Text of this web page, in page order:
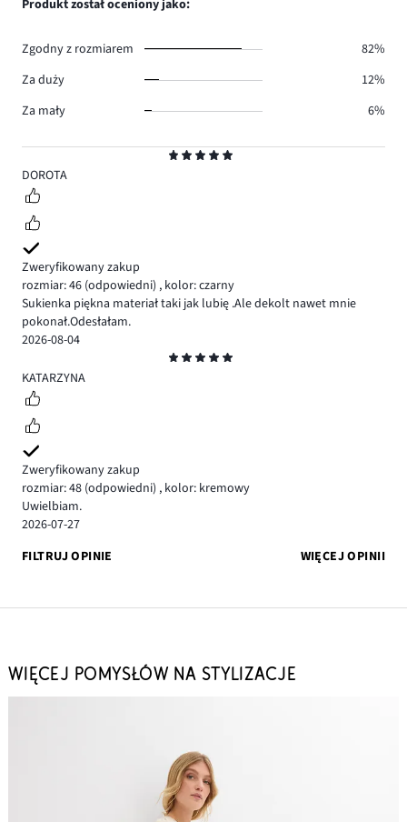
5
DOROTA
Zweryfikowany zakup
rozmiar: 46 (odpowiedni) , kolor: czarny
Sukienka piękna materiał taki jak lubię .Ale dekolt nawet mnie
pokonał.Odesłałam.
2026-08-04
5
KATARZYNA
Zweryfikowany zakup
rozmiar: 48 (odpowiedni) , kolor: kremowy
Uwielbiam.
2026-07-27
FILTRUJ OPINIE
WIĘCEJ OPINII
Produkt został oceniony jako:
Zgodny z rozmiarem
82%
Za duży
12%
Za mały
6%
WIĘCEJ POMYSŁÓW NA STYLIZACJE